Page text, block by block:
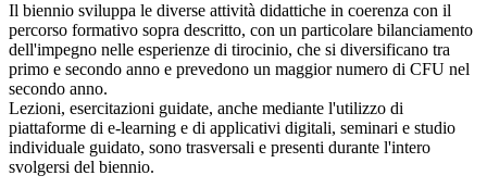
Il biennio sviluppa le diverse attività didattiche in coerenza con il
percorso formativo sopra descritto, con un particolare bilanciamento
dell'impegno nelle esperienze di tirocinio, che si diversificano tra
primo e secondo anno e prevedono un maggior numero di CFU nel
secondo anno.
Lezioni, esercitazioni guidate, anche mediante l'utilizzo di
piattaforme di e-learning e di applicativi digitali, seminari e studio
individuale guidato, sono trasversali e presenti durante l'intero
svolgersi del biennio.